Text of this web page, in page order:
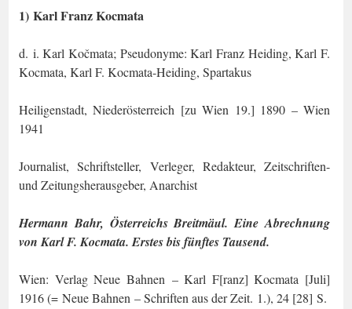
1) Karl Franz Kocmata
d. i. Karl Kočmata; Pseudonyme: Karl Franz Heiding, Karl F.
Kocmata, Karl F. Koc­mata-Heiding, Spartakus
Heiligenstadt, Niederösterreich [zu Wien 19.] 1890 – Wien
1941
Journalist, Schriftsteller, Verleger, Redakteur, Zeitschriften-
und Zeitungsherausgeber, Anarchist
Hermann Bahr, Österreichs Breitmäul. Eine Abrechnung
von Karl F. Kocmata. Erstes bis fünftes Tausend.
Wien: Verlag Neue Bahnen – Karl F[ranz] Kocmata [Juli]
1916 (= Neue Bahnen – Schriften aus der Zeit. 1.), 24 [28] S.